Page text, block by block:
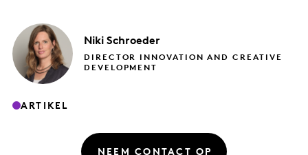
Niki Schroeder
DIRECTOR INNOVATION AND CREATIVE
DEVELOPMENT
ARTIKEL
NEEM CONTACT OP